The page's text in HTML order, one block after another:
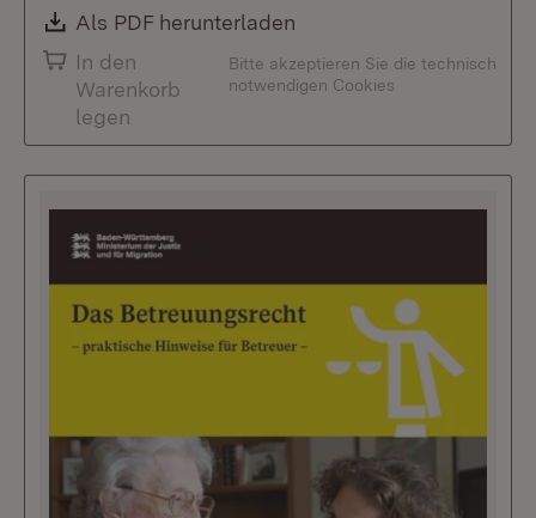
Download:
Als PDF herunterladen
In den
Warenkorb
legen
Bitte akzeptieren Sie die technisch
notwendigen Cookies